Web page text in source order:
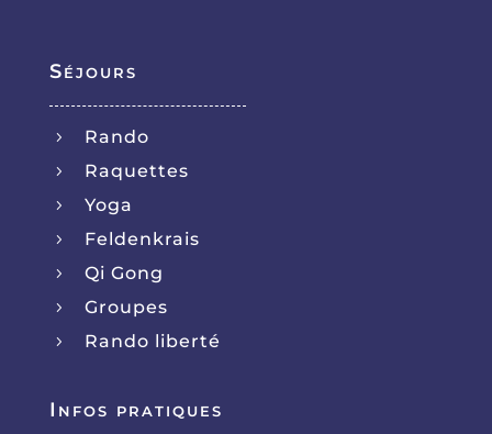
Séjours
5 Rando
5 Raquettes
5 Yoga
5 Feldenkrais
5 Qi Gong
5 Groupes
5 Rando liberté
Infos pratiques